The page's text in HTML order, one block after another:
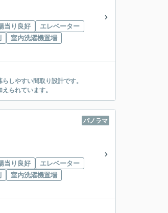
当り良好
エレベーター
室内洗濯機置場
しやすい間取り設計です。
られています。
パノラマ
当り良好
エレベーター
室内洗濯機置場